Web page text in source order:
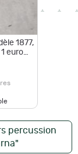
1877,
euro
percussion